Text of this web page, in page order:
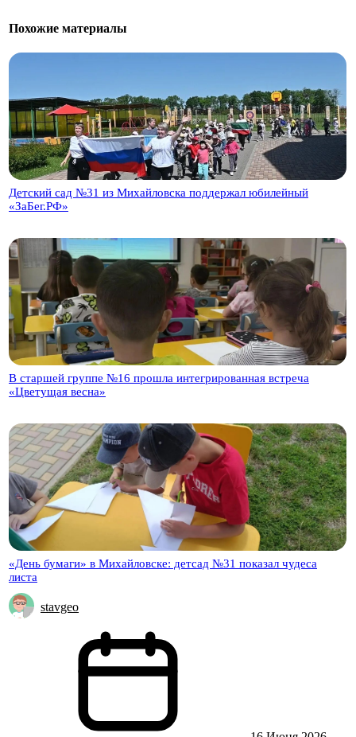
Похожие материалы
Детский сад №31 из Михайловска поддержал юбилейный
«ЗаБег.РФ»
В старшей группе №16 прошла интегрированная встреча
«Цветущая весна»
«День бумаги» в Михайловске: детсад №31 показал чудеса
листа
stavgeo